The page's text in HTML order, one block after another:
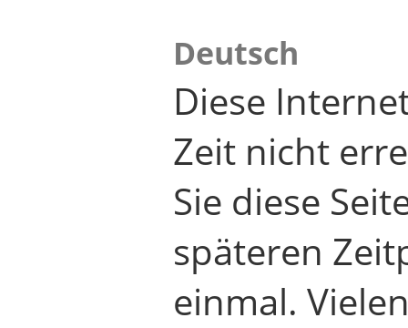
Deutsch
Diese
Zeit nicht
Sie diese
späteren
einmal.